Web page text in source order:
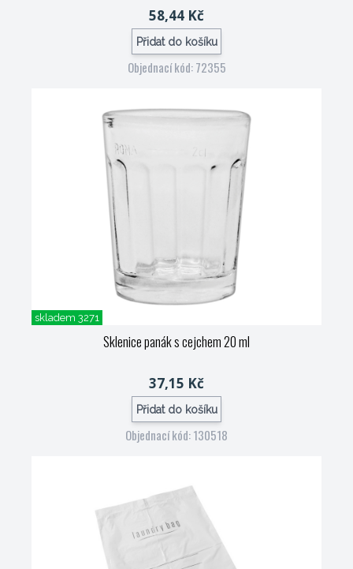
58,44 Kč
Přidat do košíku
Objednací kód: 72355
skladem 3271
Sklenice panák s cejchem 20 ml
37,15 Kč
Přidat do košíku
Objednací kód: 130518